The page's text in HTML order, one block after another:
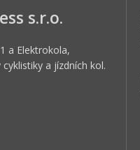
s.r.o.
a Elektrokola,
a jízdních kol.